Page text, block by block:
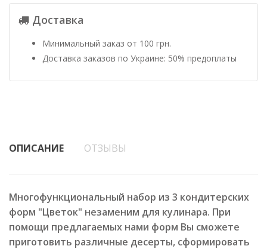
Доставка
Минимальный заказ от 100 грн.
Доставка заказов по Украине: 50% предоплаты
ОПИСАНИЕ ОТЗЫВЫ
Многофункциональный набор из 3 кондитерских
форм "Цветок" незаменим для кулинара. При
помощи предлагаемых нами форм Вы сможете
приготовить различные десерты, сформировать